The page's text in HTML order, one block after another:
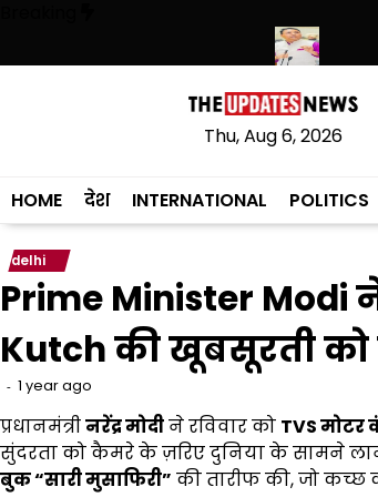
content
ने हथियारों की बड़ी खेप बरामद कीअमन अरोड़ा ने
Thu, Aug 6, 2026
HOME देश INTERNATIONAL POLITICS
delhi
Prime Minister Modi
Kutch की खूबसूरती को
1 year ago
प्रधानमंत्रीनरेंद्र मोदीने रविवार को TVSमोटर
सुंदरता को कैमरे के ज़रिए दुनिया के सामने लाने
बुक “सारी मुसाफिरी” की तारीफ की, जो कच्छ